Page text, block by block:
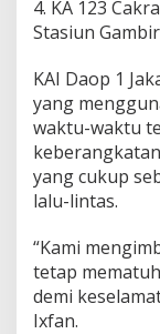
4. KA 123
Stasiun
KAI Daop 1
yang
waktu-waktu
yang cukup
lalu-lintas.
“Kami
tetap
demi
Ixfan.